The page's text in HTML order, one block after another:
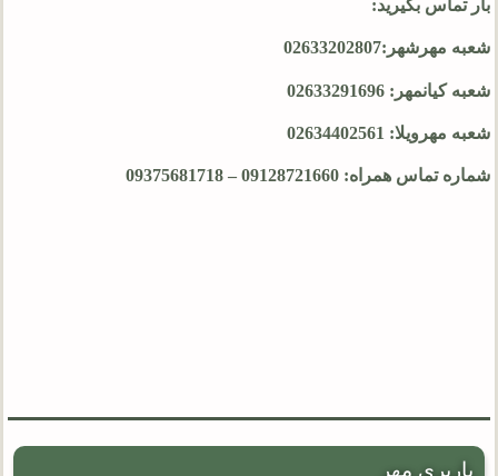
بار تماس بگیرید:
شعبه مهرشهر:02633202807
شعبه کیانمهر: 02633291696
شعبه مهرویلا: 02634402561
شماره تماس همراه: 09128721660 – 09375681718
باربری مهر